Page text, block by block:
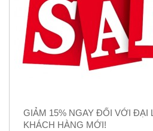
GIẢM 15% NGAY ĐỐI VỚI ĐẠI
KHÁCH HÀNG MỚI!